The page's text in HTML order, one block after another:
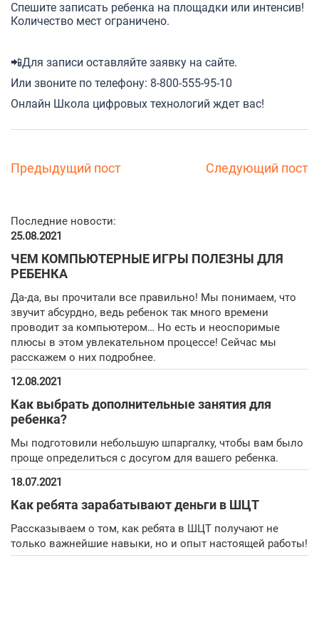
Спешите записать ребенка на площадки или интенсив!
Количество мест ограничено.
📲Для записи оставляйте заявку на сайте.
Или звоните по телефону: 8-800-555-95-10
Онлайн Школа цифровых технологий ждет вас!
Предыдущий пост Следующий пост
Последние новости:
25.08.2021
ЧЕМ КОМПЬЮТЕРНЫЕ ИГРЫ ПОЛЕЗНЫ ДЛЯ
РЕБЕНКА
Да-да, вы прочитали все правильно! Мы понимаем, что
звучит абсурдно, ведь ребенок так много времени
проводит за компьютером… Но есть и неоспоримые
плюсы в этом увлекательном процессе! Сейчас мы
расскажем о них подробнее.
12.08.2021
Как выбрать дополнительные занятия для
ребенка?
Мы подготовили небольшую шпаргалку, чтобы вам было
проще определиться с досугом для вашего ребенка.
18.07.2021
Как ребята зарабатывают деньги в ШЦТ
Рассказываем о том, как ребята в ШЦТ получают не
только важнейшие навыки, но и опыт настоящей работы!